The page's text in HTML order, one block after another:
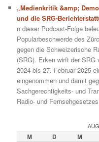
„Medienkritik &amp;
und die SRG-
n dieser Podcast-Folge
Popularbeschwerde des
gegen die Schweizerische
(SRG). Erken wirft der
2024 bis 27. Februar 2025
eingenommen und damit
Sachgerechtigkeits- und
Radio- und
M D M